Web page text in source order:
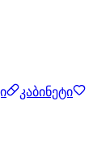
კაბინეტი